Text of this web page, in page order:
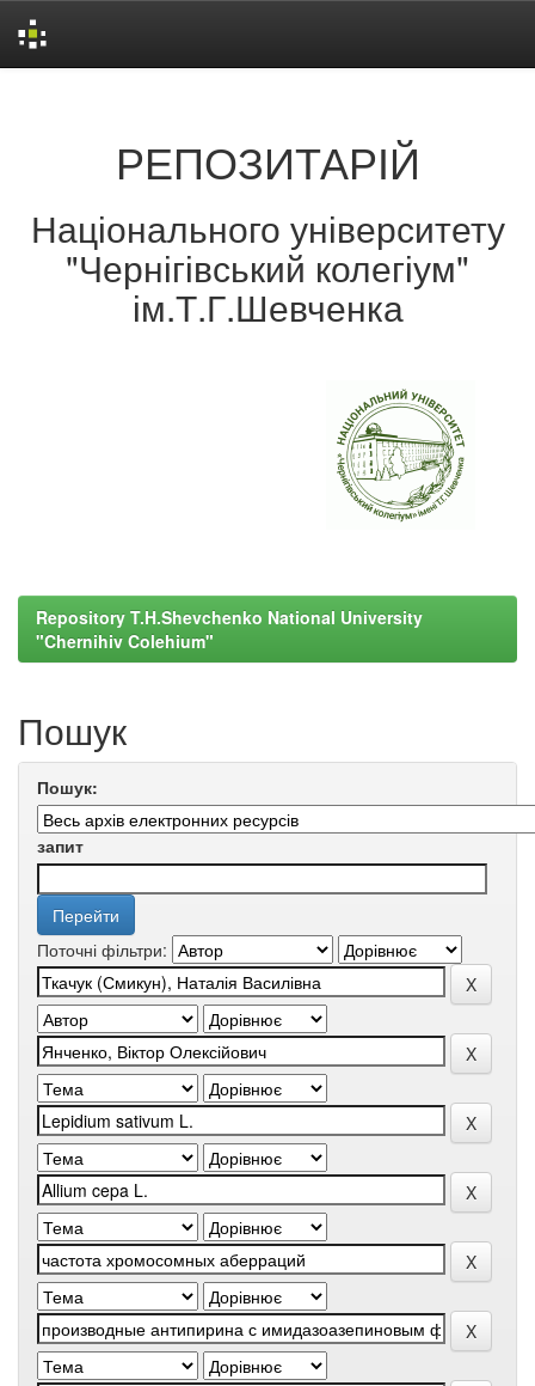
РЕПОЗИТАРІЙ
Національного університету
"Чернігівський колегіум"
ім.Т.Г.Шевченка
Repository T.H.Shevchenko National University
"Chernihiv Colehium"
Пошук
Пошук:
запит
Поточні фільтри: